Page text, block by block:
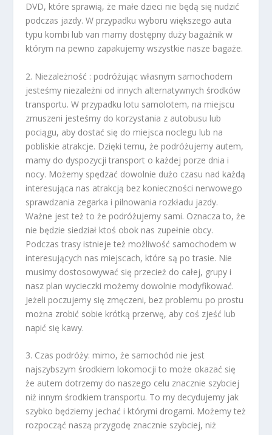
DVD, które sprawią, że małe dzieci nie będą się nudzić
podczas jazdy. W przypadku wyboru większego auta
typu kombi lub van mamy dostępny duży bagażnik w
którym na pewno zapakujemy wszystkie nasze bagaże.
2. Niezależność : podróżując własnym samochodem
jesteśmy niezależni od innych alternatywnych środków
transportu. W przypadku lotu samolotem, na miejscu
zmuszeni jesteśmy do korzystania z autobusu lub
pociągu, aby dostać się do miejsca noclegu lub na
pobliskie atrakcje. Dzięki temu, że podróżujemy autem,
mamy do dyspozycji transport o każdej porze dnia i
nocy. Możemy spędzać dowolnie dużo czasu nad każdą
interesująca nas atrakcją bez konieczności nerwowego
sprawdzania zegarka i pilnowania rozkładu jazdy.
Ważne jest też to że podróżujemy sami. Oznacza to, że
nie będzie siedział ktoś obok nas zupełnie obcy.
Podczas trasy istnieje też możliwość samochodem w
interesujących nas miejscach, które są po trasie. Nie
musimy dostosowywać się przecież do całej, grupy i
nasz plan wycieczki możemy dowolnie modyfikować.
Jeżeli poczujemy się zmęczeni, bez problemu po prostu
można zrobić sobie krótką przerwę, aby coś zjeść lub
napić się kawy.
3. Czas podróży: mimo, że samochód nie jest
najszybszym środkiem lokomocji to może okazać się
że autem dotrzemy do naszego celu znacznie szybciej
niż innym środkiem transportu. To my decydujemy jak
szybko będziemy jechać i którymi drogami. Możemy też
rozpocząć naszą przygodę znacznie szybciej, niż